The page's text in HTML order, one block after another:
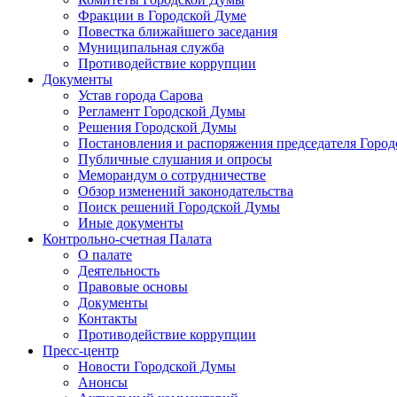
Фракции в Городской Думе
Повестка ближайшего заседания
Муниципальная служба
Противодействие коррупции
Документы
Устав города Сарова
Регламент Городской Думы
Решения Городской Думы
Постановления и распоряжения председателя
Публичные слушания и опросы
Меморандум о сотрудничестве
Обзор изменений законодательства
Поиск решений Городской Думы
Иные документы
Контрольно-счетная Палата
О палате
Деятельность
Правовые основы
Документы
Контакты
Противодействие коррупции
Пресс-центр
Новости Городской Думы
Анонсы